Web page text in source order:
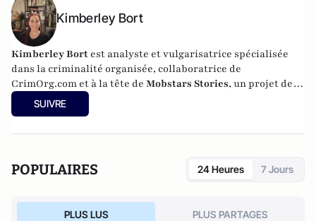
Kimberley Bort
Kimberley Bort est analyste et vulgarisatrice spécialisée
dans la criminalité organisée, collaboratrice de
CrimOrg.com et à la tête de Mobstars Stories, un projet de
contenus sur les réseaux sociaux qui explore les
dynamiques du crime organisé et ses représentations.
SUIVRE
POPULAIRES 24 Heures 7 Jours
PLUS LUS PLUS PARTAGES